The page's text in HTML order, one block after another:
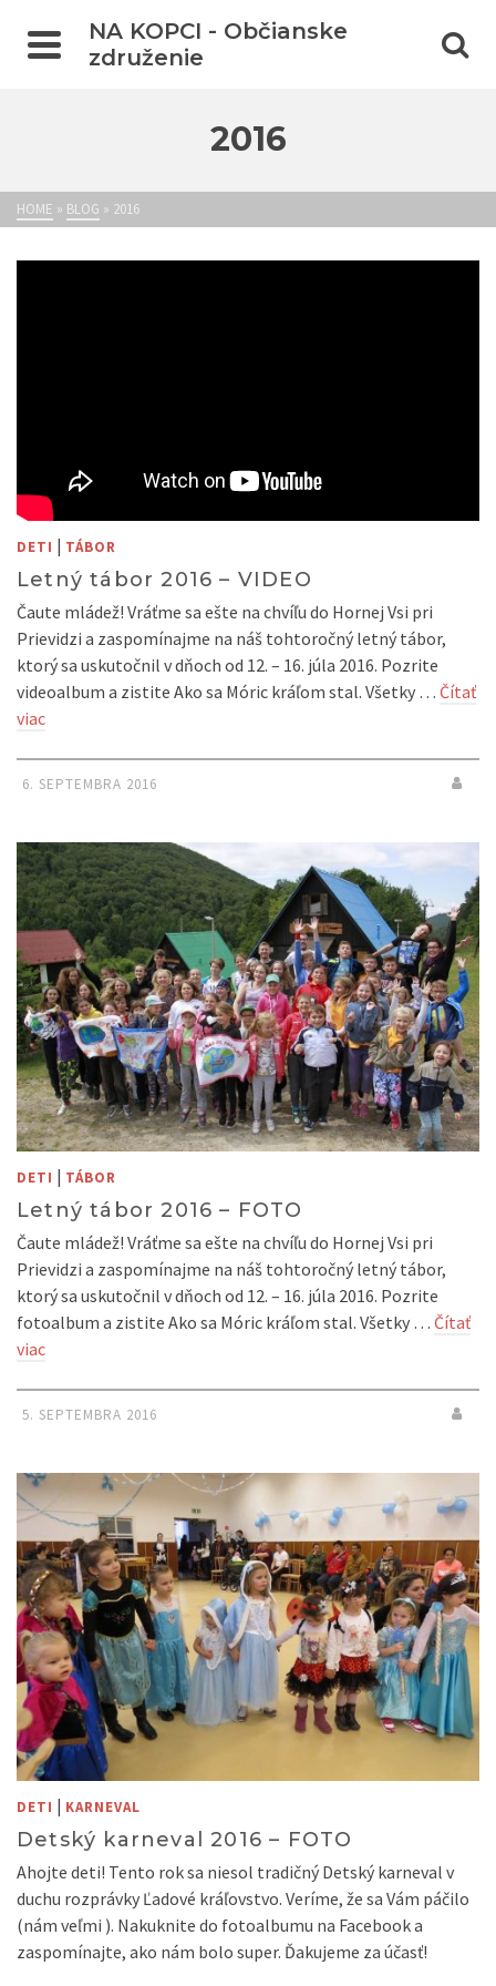
NA KOPCI - Občianske
združenie
2016
HOME » BLOG » 2016
DETI | TÁBOR
Letný tábor 2016 – VIDEO
Čaute mládež! Vráťme sa ešte na chvíľu do Hornej Vsi pri
Prievidzi a zaspomínajme na náš tohtoročný letný tábor,
ktorý sa uskutočnil v dňoch od 12. – 16. júla 2016. Pozrite
videoalbum a zistite Ako sa Móric kráľom stal. Všetky … Čítať
viac
6. SEPTEMBRA 2016
DETI | TÁBOR
Letný tábor 2016 – FOTO
Čaute mládež! Vráťme sa ešte na chvíľu do Hornej Vsi pri
Prievidzi a zaspomínajme na náš tohtoročný letný tábor,
ktorý sa uskutočnil v dňoch od 12. – 16. júla 2016. Pozrite
fotoalbum a zistite Ako sa Móric kráľom stal. Všetky … Čítať
viac
5. SEPTEMBRA 2016
DETI | KARNEVAL
Detský karneval 2016 – FOTO
Ahojte deti! Tento rok sa niesol tradičný Detský karneval v
duchu rozprávky Ľadové kráľovstvo. Veríme, že sa Vám páčilo
(nám veľmi ). Nakuknite do fotoalbumu na Facebook a
zaspomínajte, ako nám bolo super. Ďakujeme za účasť!